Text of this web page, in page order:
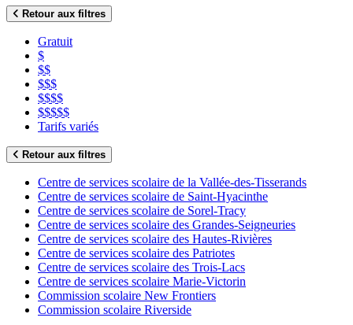
Retour aux filtres
Gratuit
$
$$
$$$
$$$$
$$$$$
Tarifs variés
Retour aux filtres
Centre de services scolaire de la Vallée-des-Tisserands
Centre de services scolaire de Saint-Hyacinthe
Centre de services scolaire de Sorel-Tracy
Centre de services scolaire des Grandes-Seigneuries
Centre de services scolaire des Hautes-Rivières
Centre de services scolaire des Patriotes
Centre de services scolaire des Trois-Lacs
Centre de services scolaire Marie-Victorin
Commission scolaire New Frontiers
Commission scolaire Riverside